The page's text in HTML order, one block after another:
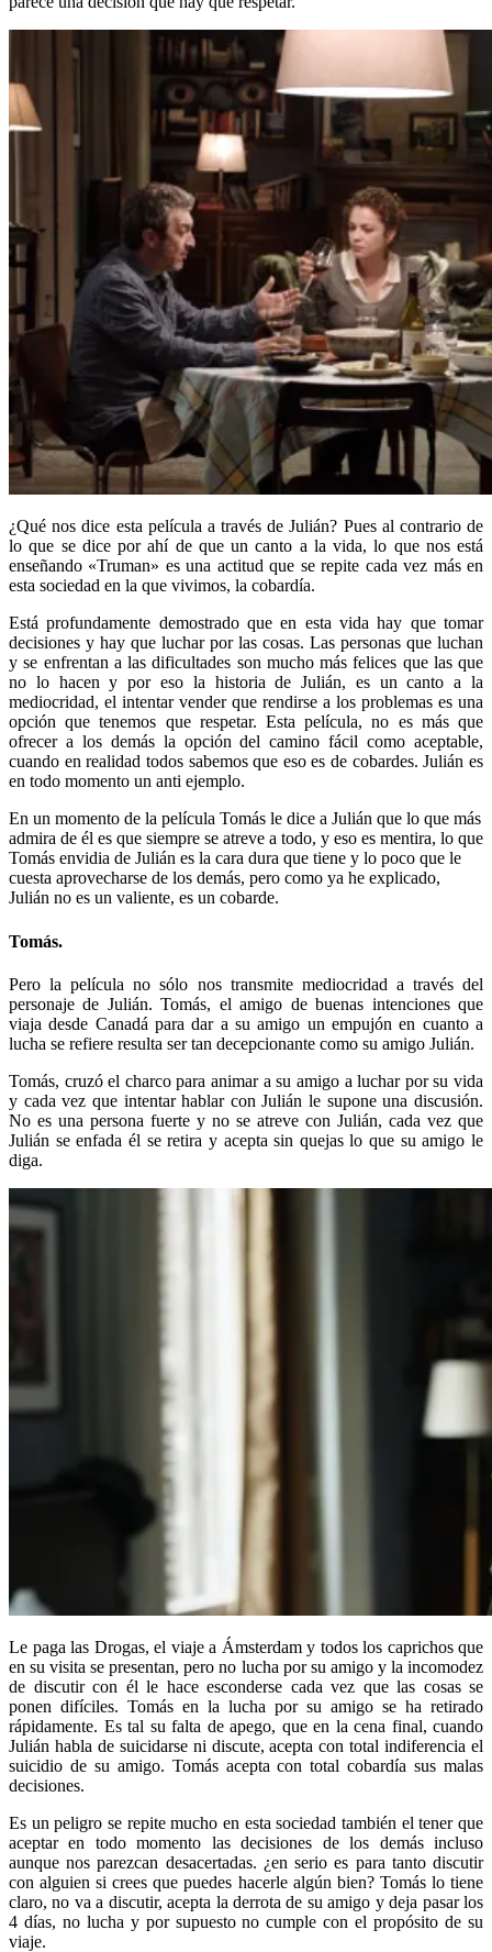
¿Qué nos dice esta película a través de Julián? Pues al contrario de
lo que se dice por ahí de que un canto a la vida, lo que nos está
enseñando «Truman» es una actitud que se repite cada vez más en
esta sociedad en la que vivimos, la cobardía.
Está profundamente demostrado que en esta vida hay que tomar
decisiones y hay que luchar por las cosas. Las personas que luchan
y se enfrentan a las dificultades son mucho más felices que las que
no lo hacen y por eso la historia de Julián, es un canto a la
mediocridad, el intentar vender que rendirse a los problemas es una
opción que tenemos que respetar. Esta película, no es más que
ofrecer a los demás la opción del camino fácil como aceptable,
cuando en realidad todos sabemos que eso es de cobardes. Julián es
en todo momento un anti ejemplo.
En un momento de la película Tomás le dice a Julián que lo que más
admira de él es que siempre se atreve a todo, y eso es mentira, lo que
Tomás envidia de Julián es la cara dura que tiene y lo poco que le
cuesta aprovecharse de los demás, pero como ya he explicado,
Julián no es un valiente, es un cobarde.
Tomás.
Pero la película no sólo nos transmite mediocridad a través del
personaje de Julián. Tomás, el amigo de buenas intenciones que
viaja desde Canadá para dar a su amigo un empujón en cuanto a
lucha se refiere resulta ser tan decepcionante como su amigo Julián.
Tomás, cruzó el charco para animar a su amigo a luchar por su vida
y cada vez que intentar hablar con Julián le supone una discusión.
No es una persona fuerte y no se atreve con Julián, cada vez que
Julián se enfada él se retira y acepta sin quejas lo que su amigo le
diga.
Le paga las Drogas, el viaje a Ámsterdam y todos los caprichos que
en su visita se presentan, pero no lucha por su amigo y la incomodez
de discutir con él le hace esconderse cada vez que las cosas se
ponen difíciles. Tomás en la lucha por su amigo se ha retirado
rápidamente. Es tal su falta de apego, que en la cena final, cuando
Julián habla de suicidarse ni discute, acepta con total indiferencia el
suicidio de su amigo. Tomás acepta con total cobardía sus malas
decisiones.
Es un peligro se repite mucho en esta sociedad también el tener que
aceptar en todo momento las decisiones de los demás incluso
aunque nos parezcan desacertadas. ¿en serio es para tanto discutir
con alguien si crees que puedes hacerle algún bien? Tomás lo tiene
claro, no va a discutir, acepta la derrota de su amigo y deja pasar los
4 días, no lucha y por supuesto no cumple con el propósito de su
viaje.